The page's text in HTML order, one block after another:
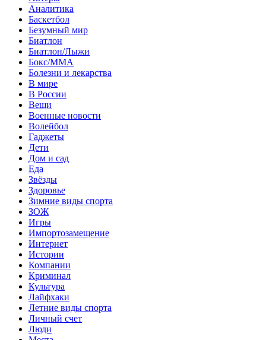
Аналитика
Баскетбол
Безумный мир
Биатлон
Биатлон/Лыжи
Бокс/MMA
Болезни и лекарства
В мире
В России
Вещи
Военные новости
Волейбол
Гаджеты
Дети
Дом и сад
Еда
Звёзды
Здоровье
Зимние виды спорта
ЗОЖ
Игры
Импортозамещение
Интернет
Истории
Компании
Криминал
Культура
Лайфхаки
Летние виды спорта
Личный счет
Люди